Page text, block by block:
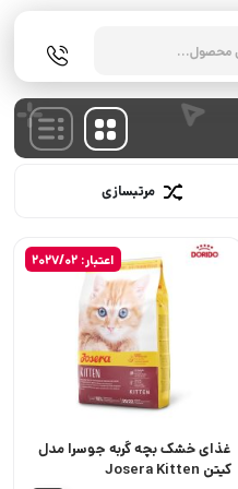
محصولات
مرتبسازی
اعتبار: 2027/02
غذای خشک بچه گربه جوسرا مدل
کیتن Josera Kitten